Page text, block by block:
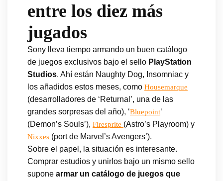
entre los diez más
jugados
Sony lleva tiempo armando un buen catálogo
de juegos exclusivos bajo el sello PlayStation
Studios. Ahí están Naughty Dog, Insomniac y
los añadidos estos meses, como Housemarque
(desarrolladores de ‘Returnal’, una de las
grandes sorpresas del año), ‘Bluepoint‘
(Demon’s Souls’), Firesprite (Astro’s Playroom) y
Nixxes (port de Marvel’s Avengers’).
Sobre el papel, la situación es interesante.
Comprar estudios y unirlos bajo un mismo sello
supone armar un catálogo de juegos que